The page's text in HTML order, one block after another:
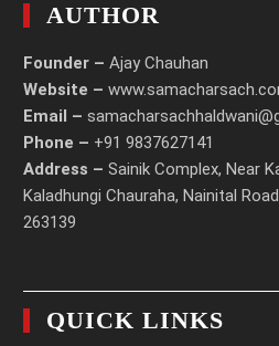
AUTHOR
Founder – Ajay Chauhan
Website –
Email –
Phone – +91 9837627141
Address – Sainik Complex, Near
Kaladhungi Chauraha, Nainital
263139
QUICK LINKS